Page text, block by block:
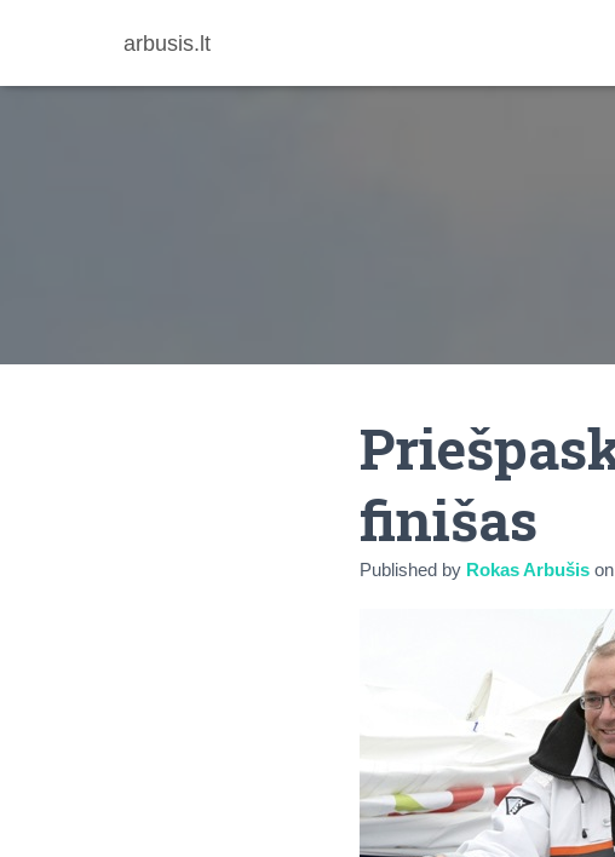
arbusis.lt
finišas
Published by Rokas Arbušis on